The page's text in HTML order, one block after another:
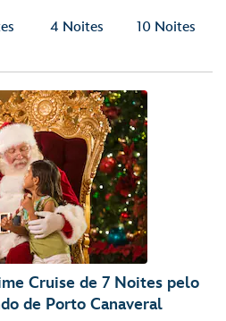
4 Noites 10 Noites
Cruise de 7 Noites pelo
de Porto Canaveral